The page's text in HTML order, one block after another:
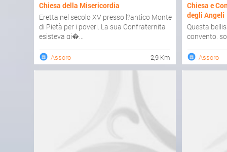
Chiesa della Misericordia
Eretta nel secolo XV presso l?antico Monte
di Pietà per i poveri. La sua Confraternita
esisteva gi�...
Assoro 2,9 Km
Chiesa e
degli Angeli
Questa
convento,
Assoro